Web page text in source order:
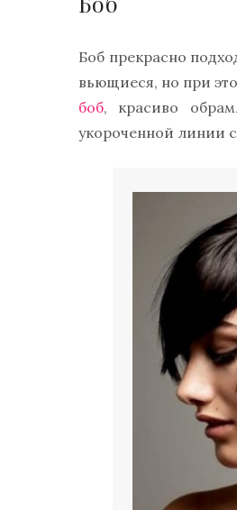
Боб прекрасно
вьющиеся, но при
боб, красиво
укороченной линии